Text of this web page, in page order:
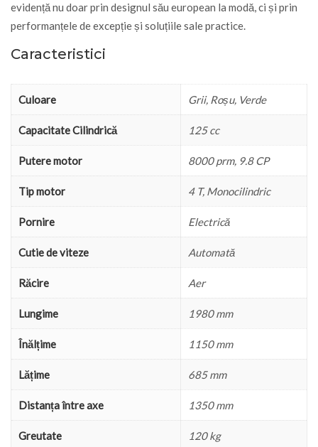
evidență nu doar prin designul său european la modă, ci și prin
performanțele de excepție și soluțiile sale practice.
Caracteristici
Culoare Grii, Roșu, Verde
Capacitate Cilindrică 125 cc
Putere motor 8000 prm, 9.8 CP
Tip motor 4 T, Monocilindric
Pornire Electrică
Cutie de viteze Automată
Răcire Aer
Lungime 1980 mm
Înălțime 1150 mm
Lățime 685 mm
Distanța între axe 1350 mm
Greutate 120 kg